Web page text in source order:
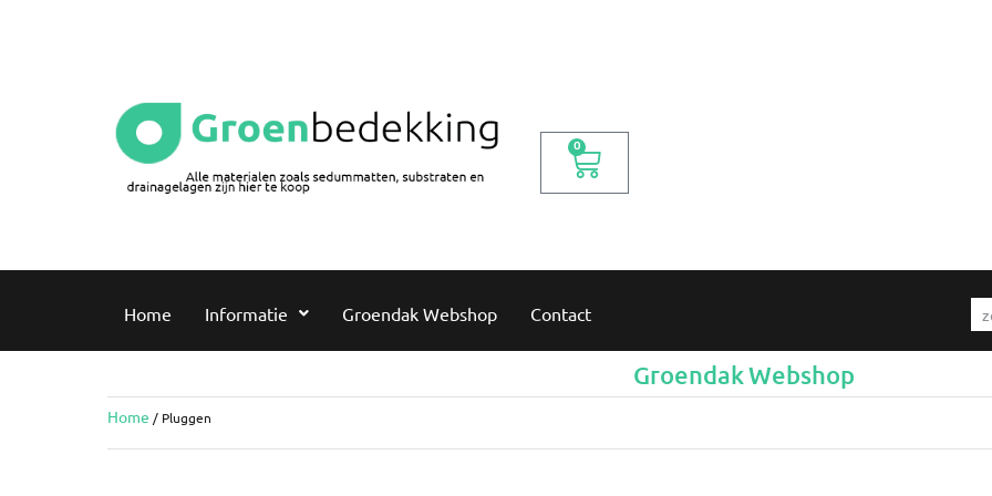
0
Home Informatie Groendak Webshop Contact
Groendak Webshop
Home / Pluggen